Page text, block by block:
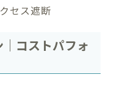
セス遮断
コストパフォ